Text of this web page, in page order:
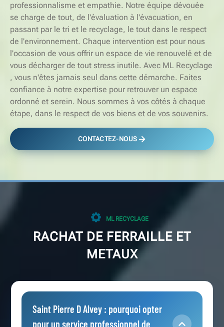
professionnalisme et empathie. Notre équipe dévouée
se charge de tout, de l'évaluation à l'évacuation, en
passant par le tri et le recyclage, le tout dans le respect
de l'environnement. Chaque intervention est pour nous
l'occasion de vous offrir un espace de vie renouvelé et de
vous décharger de tout stress inutile. Avec ML Recyclage
, vous n'êtes jamais seul dans cette démarche. Faites
confiance à notre expertise pour retrouver un espace
ordonné et serein. Nous sommes à vos côtés à chaque
étape, dans le respect de vos biens et de vos souvenirs.
CONTACTEZ-NOUS
ML RECYCLAGE
RACHAT DE FERRAILLE ET
METAUX
Saint Pierre D Alvey : pourquoi opter
pour un service professionnel de